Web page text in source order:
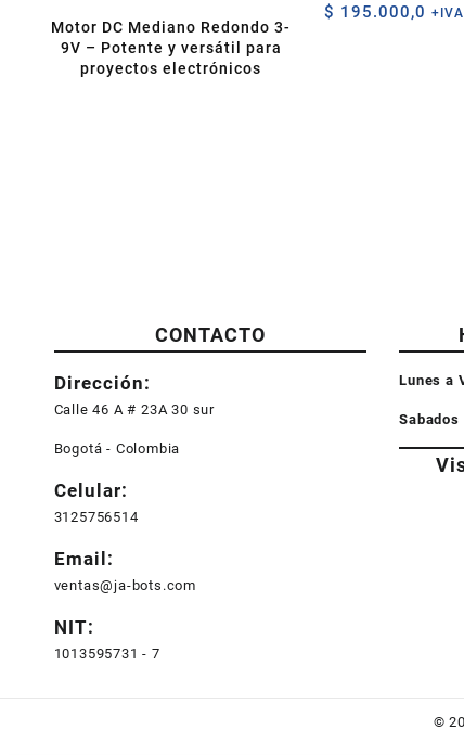
Motor DC Mediano Redondo 3-
9V – Potente y versátil para
proyectos electrónicos
$ 195.000,0 +IVA
CONTACTO
Dirección:
Calle 46 A # 23A 30 sur
Bogotá - Colombia
Celular:
3125756514
Email:
ventas@ja-bots.com
NIT:
1013595731 - 7
Lunes a
©